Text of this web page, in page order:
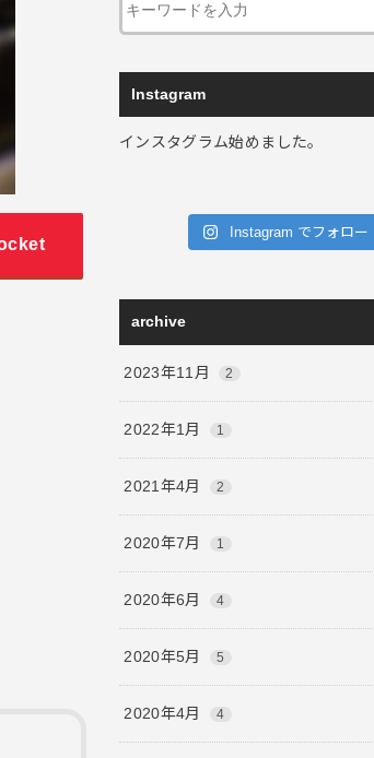
Instagram
インスタグラム始めました。
Instagram でフォロー
archive
2023年11月 2
2022年1月 1
2021年4月 2
2020年7月 1
2020年6月 4
2020年5月 5
2020年4月 4